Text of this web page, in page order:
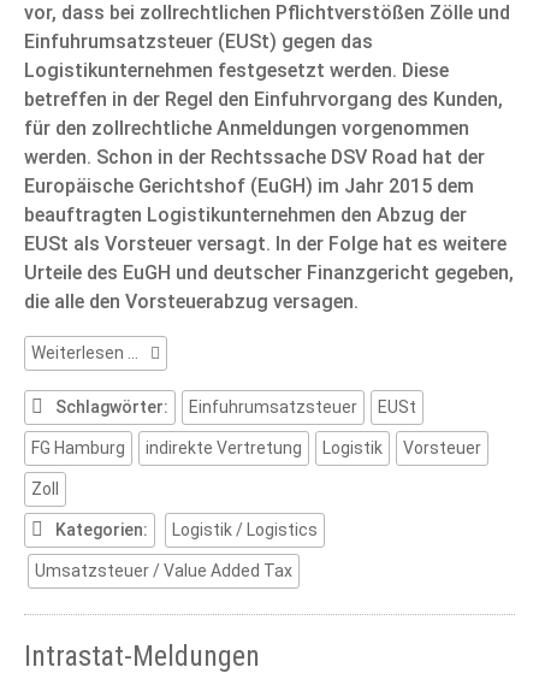
vor, dass bei zollrechtlichen Pflichtverstößen Zölle und
Einfuhrumsatzsteuer (EUSt) gegen das
Logistikunternehmen festgesetzt werden. Diese
betreffen in der Regel den Einfuhrvorgang des Kunden,
für den zollrechtliche Anmeldungen vorgenommen
werden. Schon in der Rechtssache DSV Road hat der
Europäische Gerichtshof (EuGH) im Jahr 2015 dem
beauftragten Logistikunternehmen den Abzug der
EUSt als Vorsteuer versagt. In der Folge hat es weitere
Urteile des EuGH und deutscher Finanzgericht gegeben,
die alle den Vorsteuerabzug versagen.
Weiterlesen … Abzug
der
Einfuhrumsatzsteuer
als
Vorsteuer
Schlagwörter: Einfuhrumsatzsteuer EUSt
FG Hamburg indirekte Vertretung Logistik Vorsteuer
Zoll
Kategorien: Logistik / Logistics
Umsatzsteuer / Value Added Tax
Intrastat-Meldungen